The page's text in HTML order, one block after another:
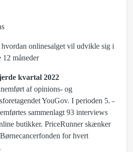
onlinesalget vil udvikle sig i
12 måneder
kvartal 2022
af opinions- og
YouGov. I perioden 5. -
sammenlagt 93 interviews
butikker. PriceRunner skænker
for hvert